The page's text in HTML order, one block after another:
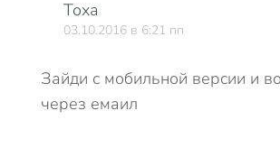
Тоха
03.10.2016 в 6:21 пп
Зайди с мобильной версии и
через емаил